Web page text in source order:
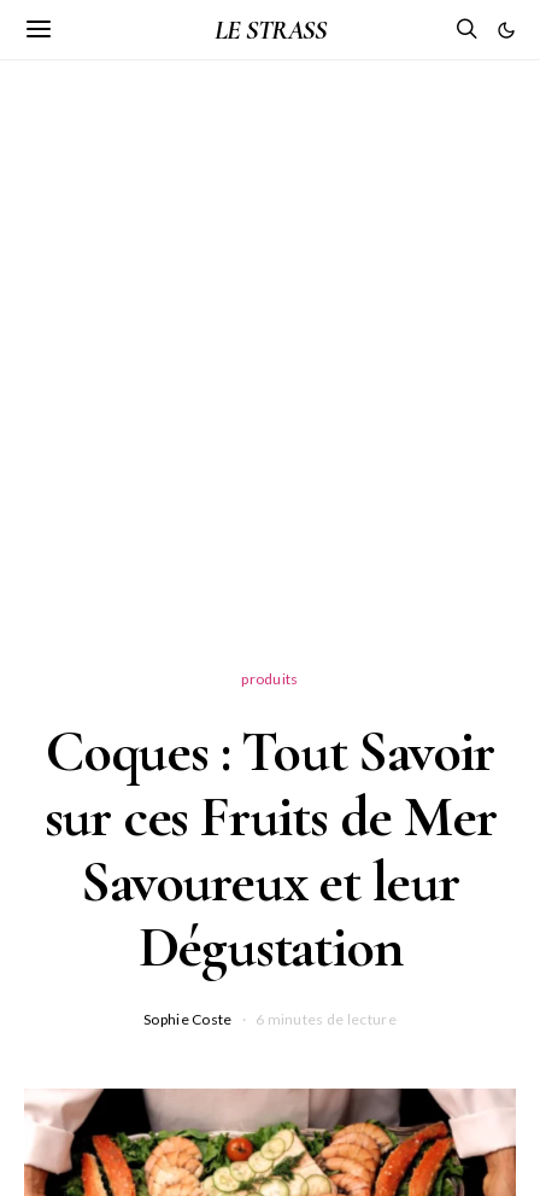
LE STRASS
produits
Coques : Tout Savoir
sur ces Fruits de Mer
Savoureux et leur
Dégustation
Sophie Coste 6 minutes de lecture